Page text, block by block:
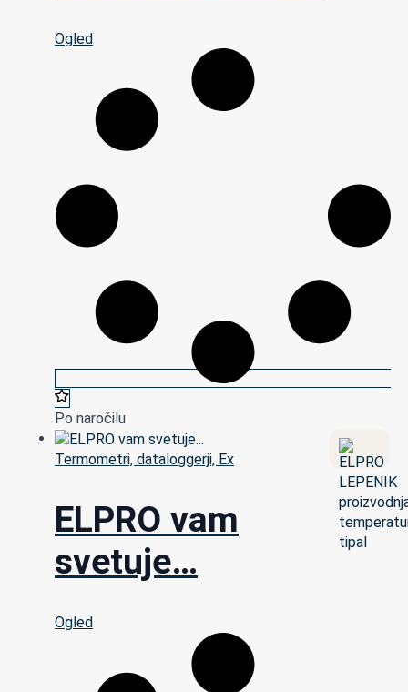
Ogled
Po naročilu
Termometri, dataloggerji, Ex
ELPRO vam
svetuje…
Ogled